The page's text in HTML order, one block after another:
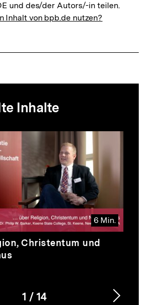
und des/der Autors/-in teilen.
Inhalt von bpb.de nutzen?
Inhalte
6 Min.
Christentum und
1 / 14